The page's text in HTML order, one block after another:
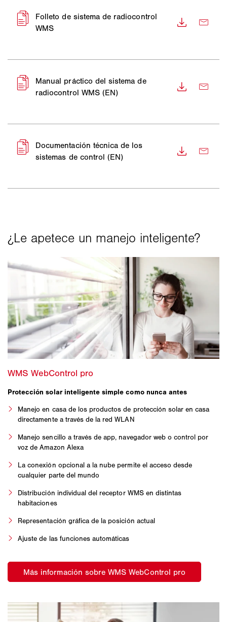
Protección solar inteligente simple como nunca antes
Manejo en casa de los productos de protección solar en casa
directamente a través de la red WLAN
Manejo sencillo a través de app, navegador web o control por
voz de Amazon Alexa
La conexión opcional a la nube permite el acceso desde
cualquier parte del mundo
Distribución individual del receptor WMS en distintas
habitaciones
Representación gráfica de la posición actual
Ajuste de las funciones automáticas